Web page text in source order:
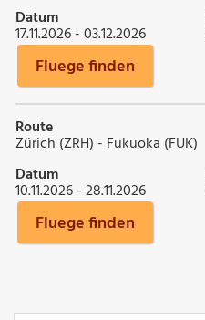
Datum
17.11.2026 - 03.12.2026
Fluege finden
Route
Zürich (ZRH) - Fukuoka (FUK)
Datum
10.11.2026 - 28.11.2026
Fluege finden